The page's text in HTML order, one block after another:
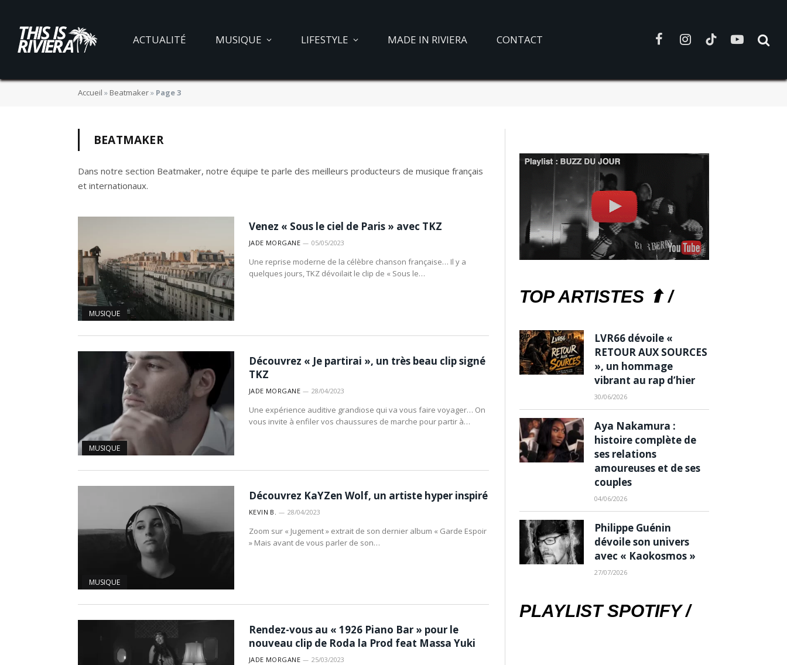
ACTUALITÉ MUSIQUE LIFESTYLE MADE IN RIVIERA CONTACT FacebookInstagramTikTokYouTube
Accueil » Beatmaker» Page 3
BEATMAKER
Dans notre section Beatmaker, notre équipe te parle des meilleurs producteurs de musique français
et internationaux.
MUSIQUE
Venez « Sous le ciel de Paris » avec TKZ
JADE MORGANE 05/05/2023
Une reprise moderne de la célèbre chanson française… Il y a
quelques jours, TKZ dévoilait le clip de « Sous le…
MUSIQUE
Découvrez « Je partirai », un très beau clip signé
TKZ
JADE MORGANE 28/04/2023
Une expérience auditive grandiose qui va vous faire voyager… On
vous invite à enfiler vos chaussures de marche pour partir à…
MUSIQUE
Découvrez KaYZen Wolf, un artiste hyper inspiré
KEVIN B. 28/04/2023
Zoom sur « Jugement » extrait de son dernier album « Garde Espoir
» Mais avant de vous parler de son…
Rendez-vous au « 1926 Piano Bar » pour le
nouveau clip de Roda la Prod feat Massa Yuki
JADE MORGANE 25/03/2023
TOP ARTISTES ⬆ /
LVR66 dévoile «
RETOUR AUX SOURCES
», un hommage
vibrant au rap d’hier
30/06/2026
Aya Nakamura :
histoire complète de
ses relations
amoureuses et de ses
couples
04/06/2026
Philippe Guénin
dévoile son univers
avec « Kaokosmos »
27/07/2026
PLAYLIST SPOTIFY /